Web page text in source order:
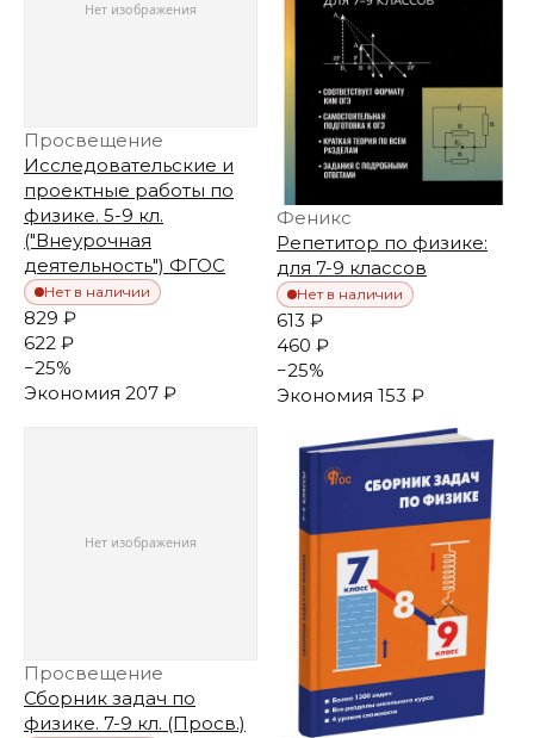
Просвещение
Исследовательские и
проектные работы по
физике. 5-9 кл.
("Внеурочная
деятельность") ФГОС
Нет в наличии
829 ₽
622 ₽
−25%
Экономия 207 ₽
Феникс
Репетитор по физике:
для 7-9 классов
Нет в наличии
613 ₽
460 ₽
−25%
Экономия 153 ₽
Просвещение
Сборник задач по
физике. 7-9 кл. (Просв.)